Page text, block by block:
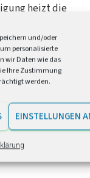
und/oder
personalisierte
wir Daten wie das
Ihre Zustimmung
werden.
EINSTELLUNGEN
heizt die